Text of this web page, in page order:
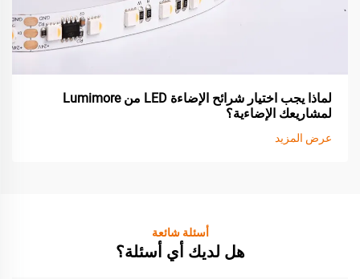
لماذا يجب اختيار شرائح الإضاءة LED من Lumimore
لمشاريعك الإضاءية؟
عرض المزيد
أسئلة شائعة
هل لديك أي أسئلة؟